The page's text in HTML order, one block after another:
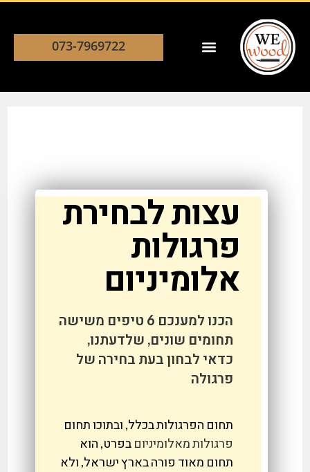
073-7969722
עצות לבחירת
פרגולות
אלומיניום​
הכנו למענכם 6 טיפים משישה
תחומים שונים, שלדעתנו,
כדאי לבחון בעת בחירה של
פרגולה
תחום הפרגולות בכלל, ובתוכו תחום
פרגולות מאלומיניום בפרט, הוא
תחום מאוד פורה בארץ ישראל, ולא